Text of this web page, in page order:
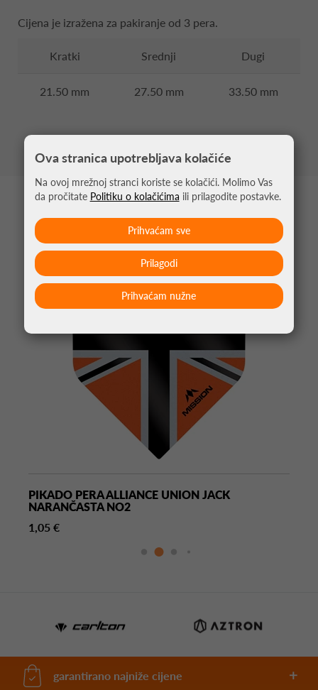
Cijena je izražena za pakiranje od 3 pera.
Kratki Srednji Dugi
21.50 mm 27.50 mm 33.50 mm
PIKADO PERA ALLIANCE UNION JACK
NARANČASTA NO2
1,05 €
garantirano najniže cijene
Ova stranica upotrebljava kolačiće
Na ovoj mrežnoj stranci koriste se kolačići. Molimo Vas
da pročitate Politiku o kolačićima ili prilagodite postavke.
Prihvaćam nužne
Prilagodi
Prihvaćam sve